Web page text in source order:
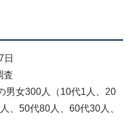
日
査
男女300人（10代1人、20
、50代80人、60代30人、